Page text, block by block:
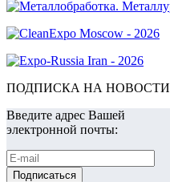
ПОДПИСКА НА НОВОСТИ
Введите адрес Вашей
электронной почты: